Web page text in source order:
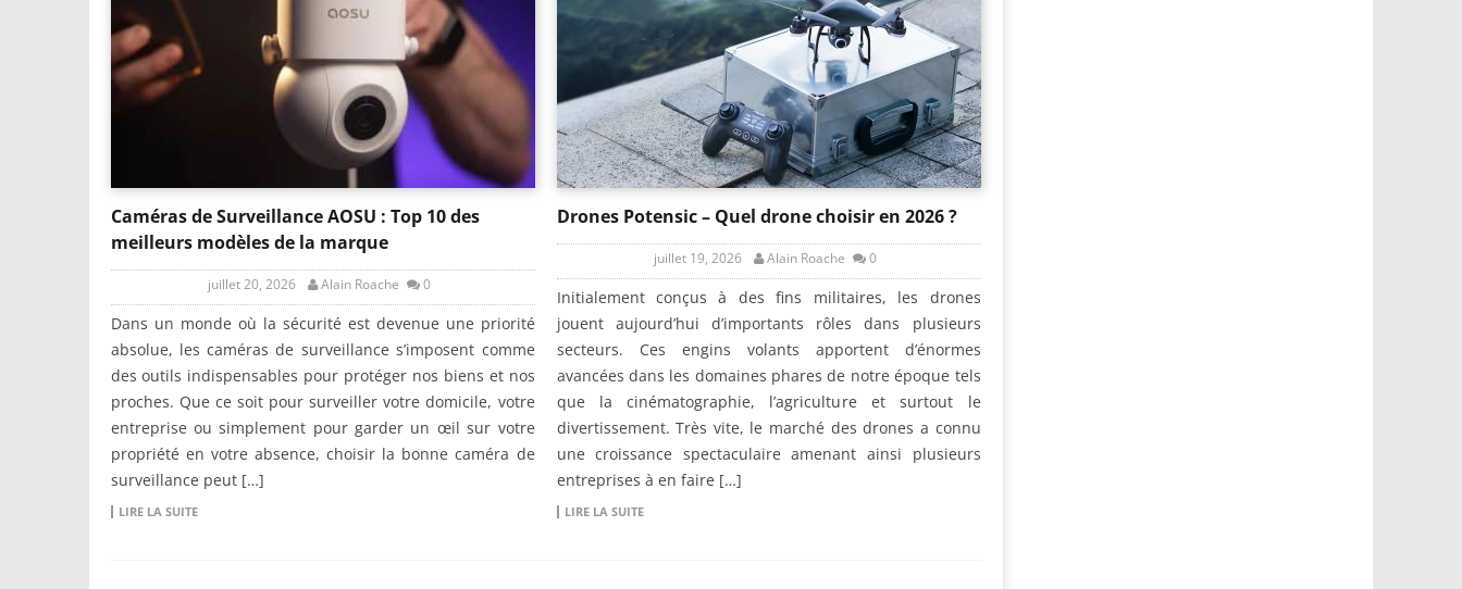
Caméras de Surveillance AOSU : Top 10 des
meilleurs modèles de la marque
juillet 20, 2026 Alain Roache 0
Dans un monde où la sécurité est devenue une priorité
absolue, les caméras de surveillance s’imposent comme
des outils indispensables pour protéger nos biens et nos
proches. Que ce soit pour surveiller votre domicile, votre
entreprise ou simplement pour garder un œil sur votre
propriété en votre absence, choisir la bonne caméra de
surveillance peut […]
LIRE LA SUITE
Drones Potensic – Quel drone choisir en 2026 ?
juillet 19, 2026 Alain Roache 0
Initialement conçus à des fins militaires, les drones
jouent aujourd’hui d’importants rôles dans plusieurs
secteurs. Ces engins volants apportent d’énormes
avancées dans les domaines phares de notre époque tels
que la cinématographie, l’agriculture et surtout le
divertissement. Très vite, le marché des drones a connu
une croissance spectaculaire amenant ainsi plusieurs
entreprises à en faire […]
LIRE LA SUITE